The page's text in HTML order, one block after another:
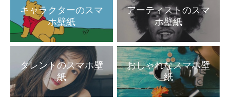
キャラクターのスマ
ホ壁紙
アーティストのスマ
ホ壁紙
タレントのスマホ壁
紙
おしゃれなスマホ壁
紙